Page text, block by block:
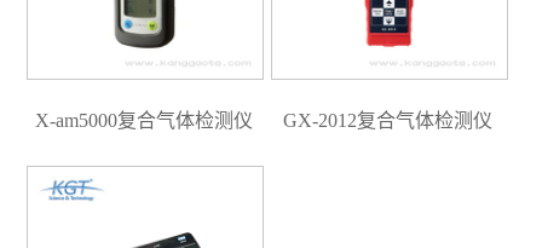
X-am5000复合气体检测仪 GX-2012复合气体检测仪